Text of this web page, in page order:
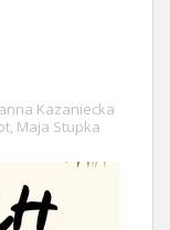
Kazaniecka
Maja Stupka